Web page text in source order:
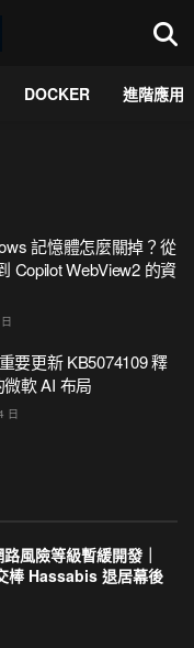
DOCKER 進階應用
記憶體怎麼關掉？從
Copilot WebView2 的資
要更新 KB5074109 釋
軟 AI 布局
日
風險等級暫緩開發｜
Hassabis 退居幕後